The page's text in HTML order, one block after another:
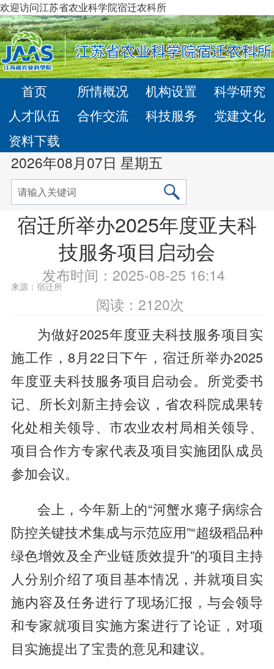
欢迎访问江苏省农业科学院宿迁农科所
首页 所情概况 机构设置
科学研究
人才队伍
合作交流 科技服务
党建文化
资料下载
2026年08月07日 星期五
宿迁所举办2025年度亚夫科
技服务项目启动会
发布时间：2025-08-25 16:14
来源：宿迁所
阅读： 2120次
为做好2025年度亚夫科技服务项目实
施工作，8月22日下午，宿迁所举办2025
年度亚夫科技服务项目启动会。所党委书
记、所长刘新主持会议，省农科院成果转
化处相关领导、市农业农村局相关领导、
项目合作方专家代表及项目实施团队成员
参加会议。
会上，今年新上的“河蟹水瘪子病综合
防控关键技术集成与示范应用”“超级稻品种
绿色增效及全产业链质效提升”的项目主持
人分别介绍了项目基本情况，并就项目实
施内容及任务进行了现场汇报，与会领导
和专家就项目实施方案进行了论证，对项
目实施提出了宝贵的意见和建议。